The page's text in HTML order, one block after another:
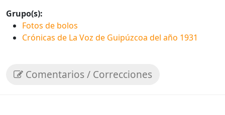
Grupo(s):
Fotos de bolos
Crónicas de La Voz de Guipúzcoa del año 1931
Comentarios / Correcciones